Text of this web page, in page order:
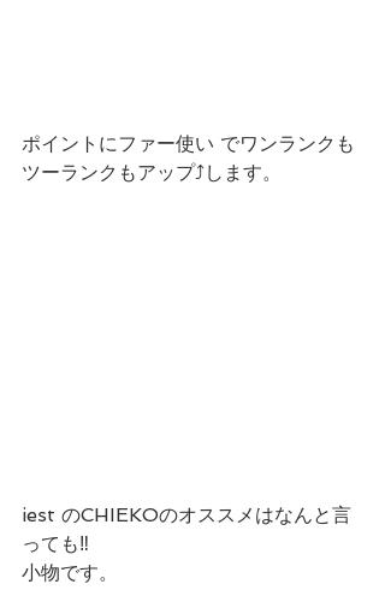
ポイントにファー使い でワンランクも
ツーランクもアップ⤴️します。
iest のCHIEKOのオススメはなんと言
っても‼️
小物です。